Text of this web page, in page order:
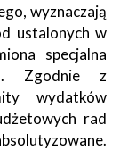
wyznaczają
ustalonych w
specjalna
Zgodnie z
wydatków
rad